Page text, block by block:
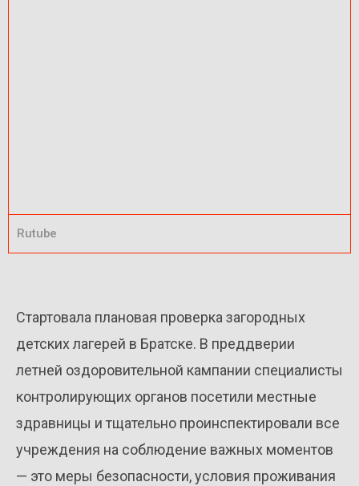
Rutube
Стартовала плановая проверка загородных
детских лагерей в Братске. В преддверии
летней оздоровительной кампании специалисты
контролирующих органов посетили местные
здравницы и тщательно проинспектировали все
учреждения на соблюдение важных моментов
— это меры безопасности, условия проживания